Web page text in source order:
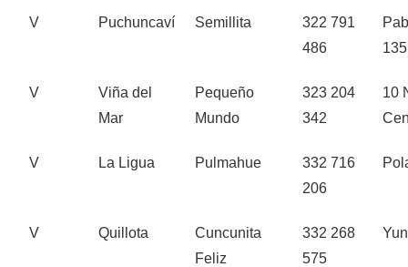
V Puchuncaví Semillita
322 791
486
135
V
Viña del
Mar
Pequeño
Mundo
323 204
342
10
V La Ligua Pulmahue
332 716
206
V Quillota
Cuncunita
Feliz
332 268
575